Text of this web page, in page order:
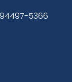
94497-5366